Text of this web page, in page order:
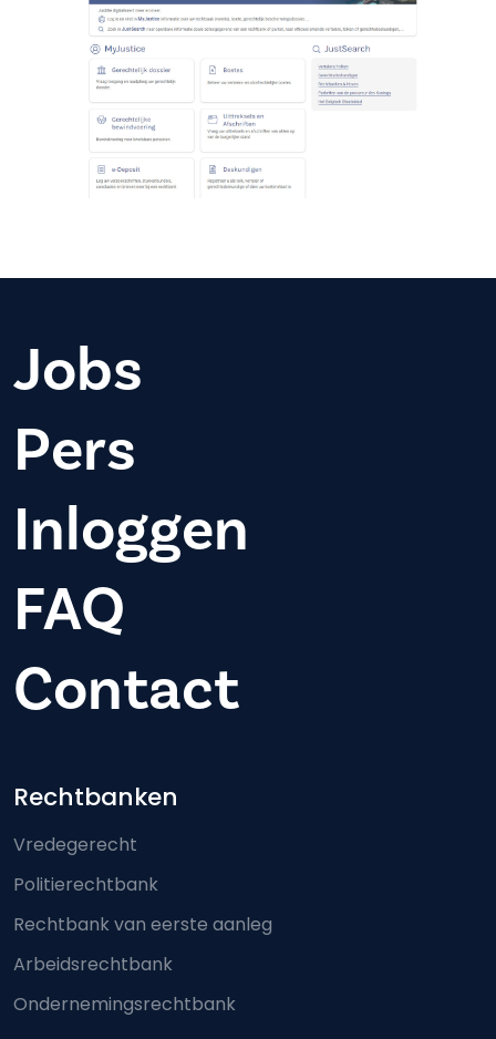
Jobs
Pers
Inloggen
FAQ
Contact
Footer-menu
Rechtbanken
Vredegerecht
Politierechtbank
Rechtbank van eerste aanleg
Arbeidsrechtbank
Ondernemingsrechtbank